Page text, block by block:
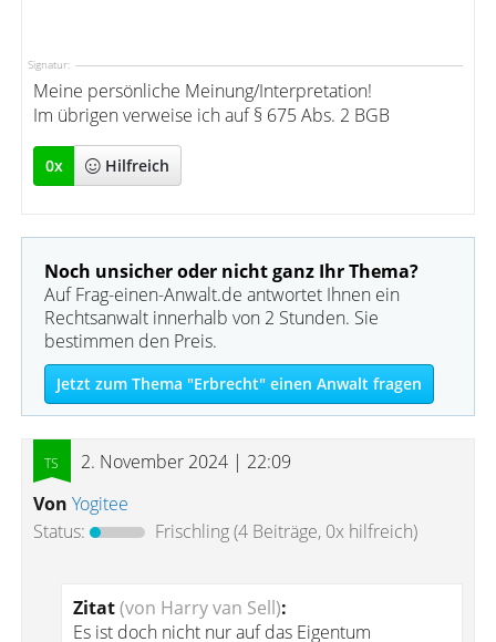
Signatur:
Meine persönliche Meinung/Interpretation!
Im übrigen verweise ich auf § 675 Abs. 2 BGB
0x Hilfreich
Noch unsicher oder nicht ganz Ihr Thema?
Auf Frag-einen-Anwalt.de antwortet Ihnen ein
Rechtsanwalt innerhalb von 2 Stunden. Sie
bestimmen den Preis.
Jetzt zum Thema "Erbrecht" einen Anwalt fragen
2. November 2024 | 22:09
Von Yogitee
Status:
Frischling(4 Beiträge, 0x hilfreich)
Zitat(von Harry van Sell):
Es ist doch nicht nur auf das Eigentum